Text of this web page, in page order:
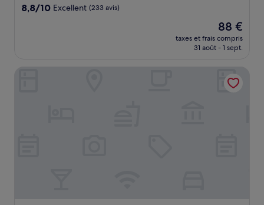
8.8
8,8/10 Excellent (233 avis)
Le
nouveau
prix
de
88 €
88 €
taxes et frais compris
31 août - 1 sept.